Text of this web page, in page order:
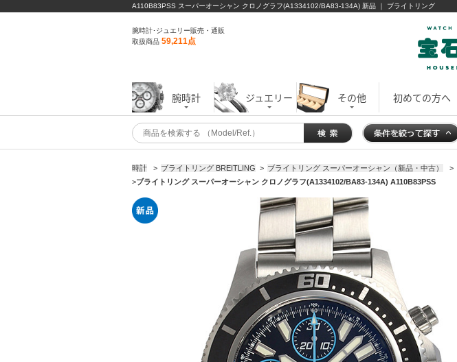
A110B83PSS スーパーオーシャン クロノグラフ(A1334102/BA83-134A) 新品 ｜ ブライトリング
腕時計･ジュエリー販売・通販
取扱商品 59,211点
腕時計 ジュエリー その他 初めての方へ
時計 > ブライトリング BREITLING > ブライトリング スーパーオーシャン（新品・中古） >
>ブライトリング スーパーオーシャン クロノグラフ(A1334102/BA83-134A) A110B83PSS